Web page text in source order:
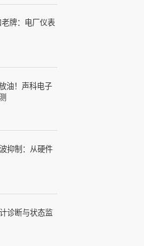
牌：电厂仪表
油！声科电子
抑制：从硬件
诊断与状态监